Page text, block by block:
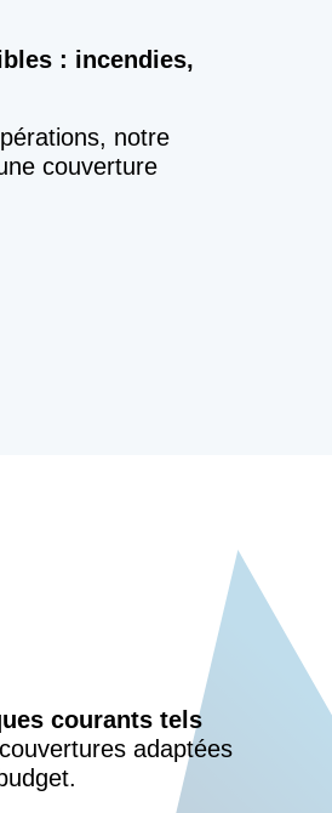
: incendies,
notre
couverture
courants tels
adaptées